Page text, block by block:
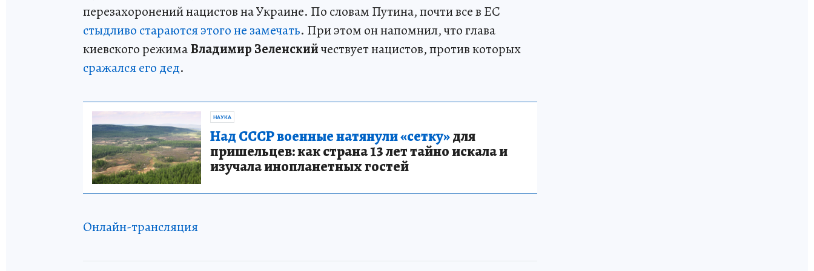
перезахоронений нацистов на Украине. По словам Путина, почти все в ЕС
стыдливо стараются этого не замечать. При этом он напомнил, что глава
киевского режимаВладимир Зеленскийчествует нацистов, против которых
сражался его дед.
НАУКА
Над СССР военные натянули «сетку»для
пришельцев: как страна 13 лет тайно искала и
изучала инопланетных гостей
Онлайн-трансляция